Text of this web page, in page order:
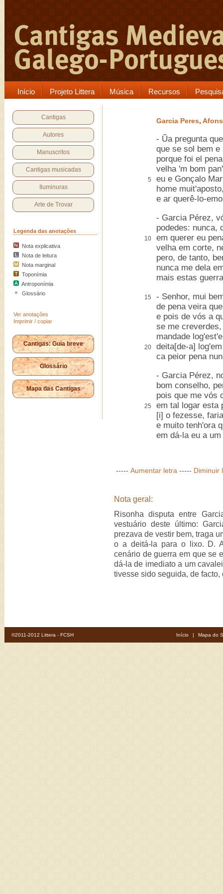
Início Projeto Littera Música Recursos
Cantigas
Autores
Manuscritos
Cantigas musicadas
Iluminuras
Arte de Trovar
Legenda das anotações
Nota explicativa
Nota de leitura
Nota marginal
Toponímia
Antroponímia
Glossário
Ver anotações
Imprimir / copiar
Cantigas: Guia breve
Glossário
Mapa das Cantigas
Garcia Peres,
- Ũa pregunta
que se sol bem
porque foi el
velha 'm bom
5
eu e Gonçalo
home
e ar querê-lo-
- Garcia Pérez,
podedes: nunca,
10
em querer eu
velha em corte,
pero, de tanto,
nunca me dela
mais estas
15
- Senhor, mui
de pena veira
e pois de vós a
se me
mandade
20
deita[de-a]
ca peior pena
- Garcia Pérez,
bom conselho,
pois que me vós
25
em tal logar esta
[i] o fezesse,
e muito tenh'ora
em dá-la eu a
----- Aumentar letra ----- Diminuir
Nota geral:
Risonha disputa entre
vestuário deste último:
prezava de vestir bem, traga
o a deitá-la para o lixo. D.
cenário de guerra em que se
dá-la de imediato a um
tivesse sido seguida, de facto,
©2011-2012 Littera - FCSH Início | Mapa do